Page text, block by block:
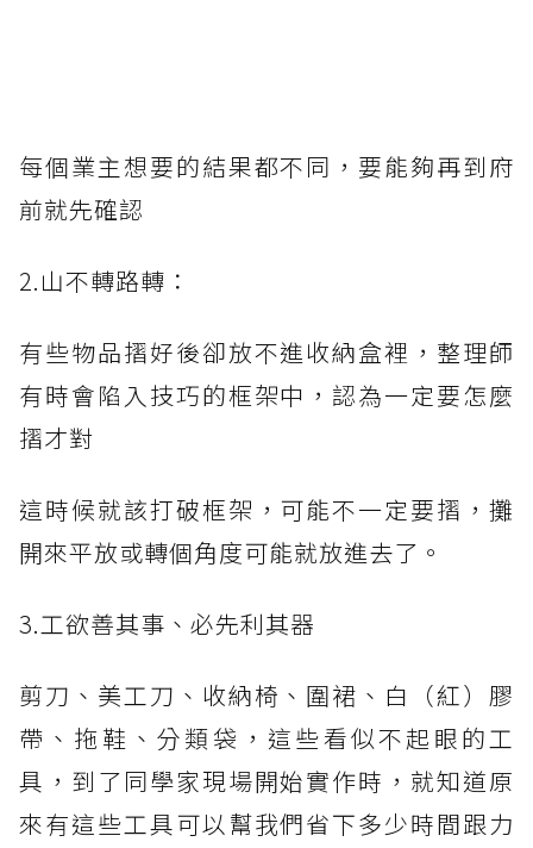
每個業主想要的結果都不同，要能夠再到府
前就先確認
2.山不轉路轉：
有些物品摺好後卻放不進收納盒裡，整理師
有時會陷入技巧的框架中，認為一定要怎麼
摺才對
這時候就該打破框架，可能不一定要摺，攤
開來平放或轉個角度可能就放進去了。
3.工欲善其事、必先利其器
剪刀、美工刀、收納椅、圍裙、白（紅）膠
帶、拖鞋、分類袋，這些看似不起眼的工
具，到了同學家現場開始實作時，就知道原
來有這些工具可以幫我們省下多少時間跟力